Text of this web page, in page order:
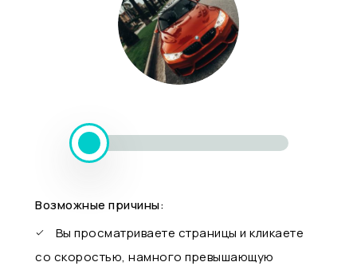
Возможные причины:
Вы просматриваете страницы и кликаете
со скоростью, намного превышающую